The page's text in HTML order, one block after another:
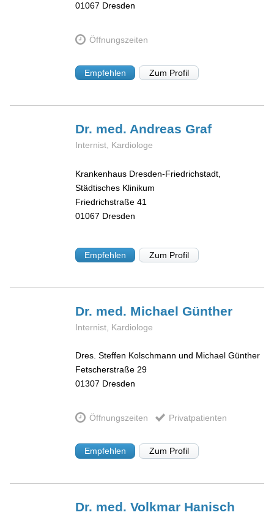
01067 Dresden
Öffnungszeiten
Empfehlen Zum Profil
Dr. med. AndreasGraf
Internist, Kardiologe
Krankenhaus Dresden-Friedrichstadt,
Städtisches Klinikum
Friedrichstraße 41
01067 Dresden
Empfehlen Zum Profil
Dr. med. MichaelGünther
Internist, Kardiologe
Dres. Steffen Kolschmann und Michael Günther
Fetscherstraße 29
01307 Dresden
Öffnungszeiten Privatpatienten
Empfehlen Zum Profil
Dr. med. Volkmar Hanisch